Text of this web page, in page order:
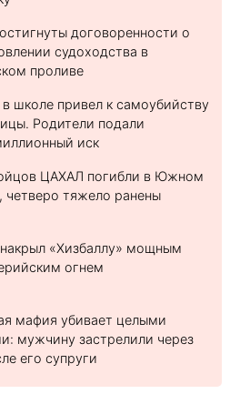
договоренности о
судоходства в
проливе
школе привел к самоубийству
Родители подали
иск
ЦАХАЛ погибли в Южном
четверо тяжело ранены
«Хизбаллу» мощным
огнем
мафия убивает целыми
мужчину застрелили через
его супруги